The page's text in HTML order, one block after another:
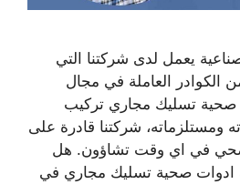
يعمل لدى شركتنا التي
الكوادر العاملة في مجال
تسليك مجاري تركيب
ومستلزماته، شركتنا قادرة على
في اي وقت تشاؤون. هل
صحية تسليك مجاري في